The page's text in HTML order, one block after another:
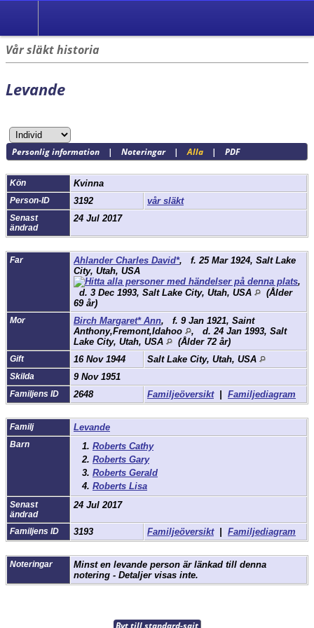
Vår släkt historia
Levande
Personlig information |Noteringar|Alla |PDF
Kön Kvinna
Person-ID 3192 vår släkt
Senast
ändrad
24 Jul 2017
Far Ahlander Charles David*, f. 25 Mar 1924, Salt Lake
City, Utah, USA
,
d. 3 Dec 1993, Salt Lake City, Utah, USA
(Ålder
69 år)
Mor Birch Margaret* Ann, f. 9 Jan 1921, Saint
Anthony,Fremont,Idahoo
, d. 24 Jan 1993, Salt
Lake City, Utah, USA
(Ålder 72 år)
Gift 16 Nov 1944 Salt Lake City, Utah, USA
Skilda 9 Nov 1951
Familjens ID 2648 Familjeöversikt| Familjediagram
Familj Levande
Barn 1. Roberts Cathy
2. Roberts Gary
3. Roberts Gerald
4. Roberts Lisa
Senast
ändrad
24 Jul 2017
Familjens ID 3193 Familjeöversikt| Familjediagram
Noteringar
Minst en levande person är länkad till denna
notering - Detaljer visas inte.